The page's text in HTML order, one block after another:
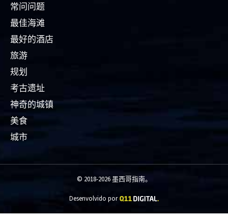
常问问题
最佳海滩
最好的酒店
旅游
规划
考古遗址
神奇的城镇
美食
城市
© 2018-2026 墨西哥指南。
Desenvolvido por